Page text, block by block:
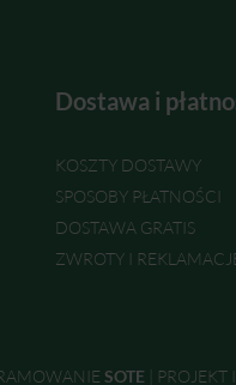
Dostawa i
KOSZTY DOSTAWY
SPOSOBY PŁATNOŚCI
DOSTAWA GRATIS
ZWROTY I
SOTE PROJEKT